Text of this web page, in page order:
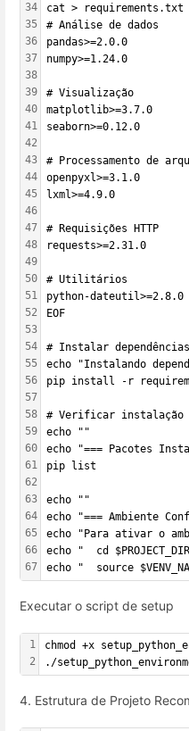
34
35
36
37
38
39
40
41
42
43
44
45
46
47
48
49
50
51
52
53
54
55
56
57
58
59
60
61
62
63
64
65
66
67
cat > requirements.txt
# Análise de dados
pandas>=2.0.0
numpy>=1.24.0
# Visualização
matplotlib>=3.7.0
seaborn>=0.12.0
# Processamento de
openpyxl>=3.1.0
lxml>=4.9.0
# Requisições HTTP
requests>=2.31.0
# Utilitários
python-dateutil>=2.8.0
EOF
# Instalar dependências
echo "Instalando
pip install -r
# Verificar instalação
echo ""
echo "=== Pacotes
pip list
echo ""
echo "=== Ambiente
echo "Para ativar o
echo "  cd
echo "  source
Executar o script de setup
1
2
chmod +x
./
4. Estrutura de Projeto